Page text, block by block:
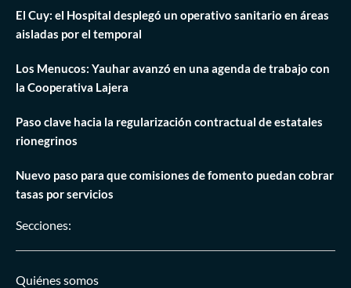
El Cuy: el Hospital desplegó un operativo sanitario en áreas
aisladas por el temporal
Los Menucos: Yauhar avanzó en una agenda de trabajo con
la Cooperativa Lajera
Paso clave hacia la regularización contractual de estatales
rionegrinos
Nuevo paso para que comisiones de fomento puedan cobrar
tasas por servicios
Secciones:
Quiénes somos